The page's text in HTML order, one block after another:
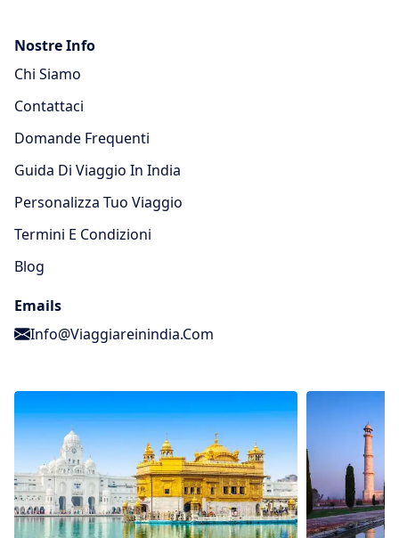
Nostre Info
Chi Siamo
Contattaci
Domande Frequenti
Guida Di Viaggio In India
Personalizza Tuo Viaggio
Termini E Condizioni
Blog
Emails
Info@viaggiareinindia.com